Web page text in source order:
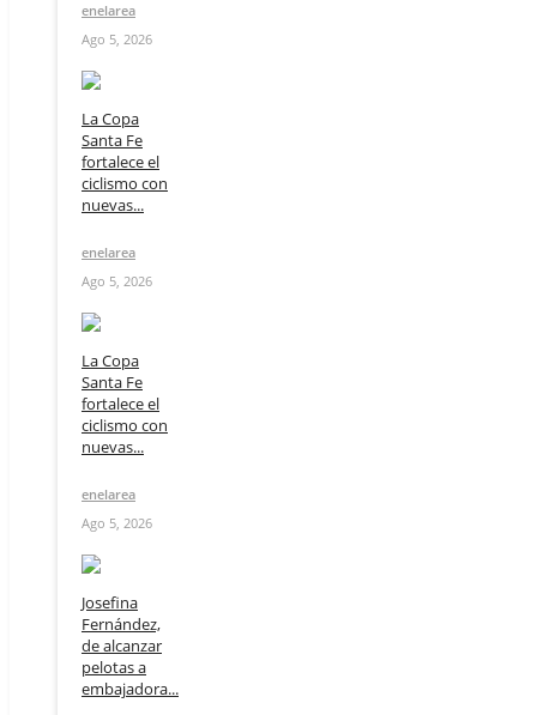
enelarea
Ago 5, 2026
La Copa
Santa Fe
fortalece el
ciclismo con
nuevas...
enelarea
Ago 5, 2026
La Copa
Santa Fe
fortalece el
ciclismo con
nuevas...
enelarea
Ago 5, 2026
Josefina
Fernández,
de alcanzar
pelotas a
embajadora...